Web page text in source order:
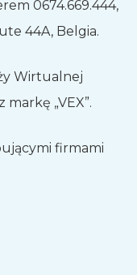
0674.669.444,
44A, Belgia.
Wirtualnej
„VEX”.
firmami